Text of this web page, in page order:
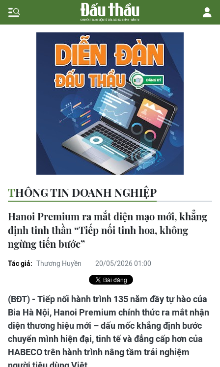
THÔNG TIN DOANH NGHIỆP
Hanoi Premium ra mắt diện mạo mới, khẳng
định tinh thần “Tiếp nối tinh hoa, không
ngừng tiến bước”
Tác giả: Thương Huyền 20/05/2026 01:00
(BĐT) - Tiếp nối hành trình 135 năm đầy tự hào của
Bia Hà Nội, Hanoi Premium chính thức ra mắt nhận
diện thương hiệu mới – dấu mốc khẳng định bước
chuyển mình hiện đại, tinh tế và đẳng cấp hơn của
HABECO trên hành trình nâng tầm trải nghiệm